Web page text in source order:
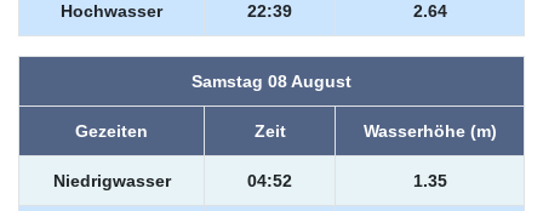
Hochwasser 22:39 2.64
Samstag 08 August
Gezeiten Zeit Wasserhöhe (m)
Niedrigwasser 04:52 1.35